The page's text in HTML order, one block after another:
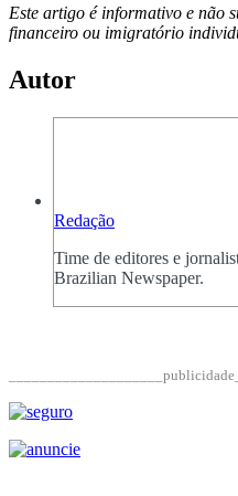
Este artigo é informativo e não
financeiro ou imigratório
Autor
Redação
Time de editores e
Brazilian Newspaper.